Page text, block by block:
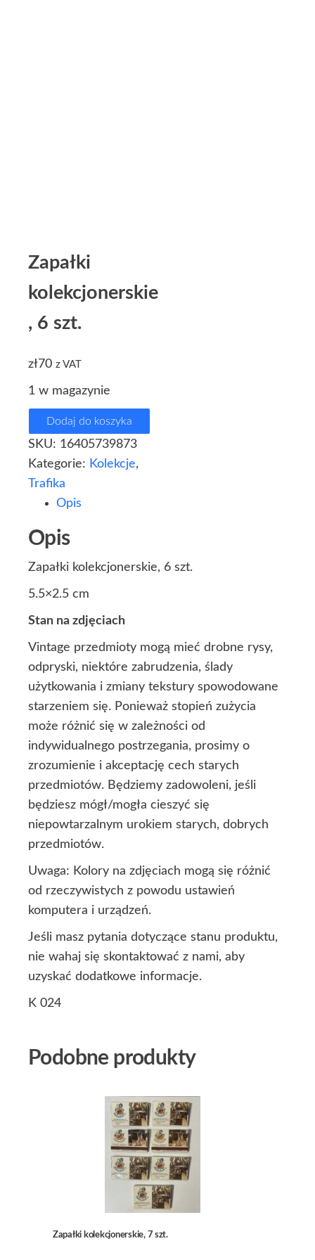
Zapałki
kolekcjonerskie
, 6 szt.
zł70 z VAT
1 w magazynie
Dodaj do koszyka
SKU: 16405739873
Kategorie: Kolekcje,
Trafika
Opis
Opis
Zapałki kolekcjonerskie, 6 szt.
5.5×2.5 cm
Stan na zdjęciach
Vintage przedmioty mogą mieć drobne rysy,
odpryski, niektóre zabrudzenia, ślady
użytkowania i zmiany tekstury spowodowane
starzeniem się. Ponieważ stopień zużycia
może różnić się w zależności od
indywidualnego postrzegania, prosimy o
zrozumienie i akceptację cech starych
przedmiotów. Będziemy zadowoleni, jeśli
będziesz mógł/mogła cieszyć się
niepowtarzalnym urokiem starych, dobrych
przedmiotów.
Uwaga: Kolory na zdjęciach mogą się różnić
od rzeczywistych z powodu ustawień
komputera i urządzeń.
Jeśli masz pytania dotyczące stanu produktu,
nie wahaj się skontaktować z nami, aby
uzyskać dodatkowe informacje.
K 024
Podobne produkty
Zapałki kolekcjonerskie, 7 szt.